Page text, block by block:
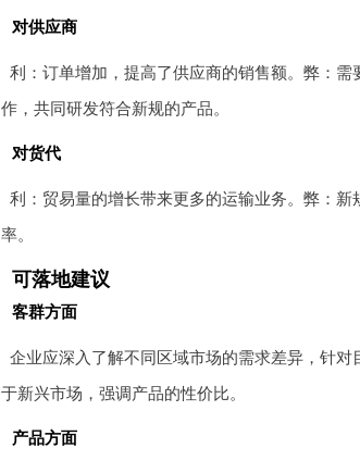
对供应商
利：订单增加，提高了供应商的销售额。弊：
作，共同研发符合新规的产品。
对货代
利：贸易量的增长带来更多的运输业务。弊：
率。
可落地建议
客群方面
企业应深入了解不同区域市场的需求差异，针
于新兴市场，强调产品的性价比。
产品方面